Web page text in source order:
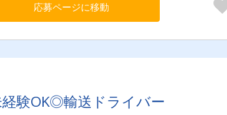
応募ページに移動
経験OK◎輸送ドライバー